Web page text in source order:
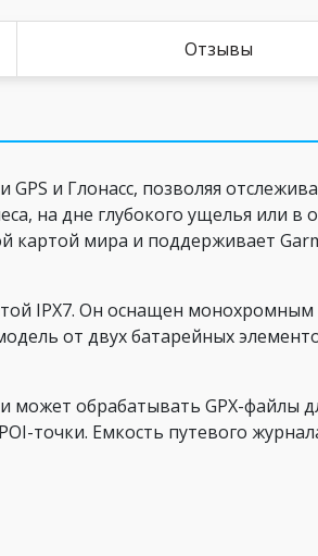
Отзывы
и Глонасс, позволяя
на дне глубокого ущелья или в
картой мира и поддерживает
IPX7. Он оснащен монохромным
от двух батарейных
может обрабатывать GPX-файлы
точки. Емкость путевого